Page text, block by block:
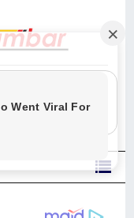
untuk Nabi.
kamu untuk Nabi dan
kepadanya." (Qs. Al